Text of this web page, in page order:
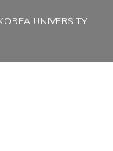
UNIVERSITY